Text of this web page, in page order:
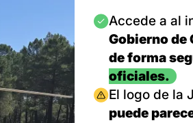
Imagen
Accede a al
Gobierno de
de forma
oficiales.
Imagen
El logo de la
puede